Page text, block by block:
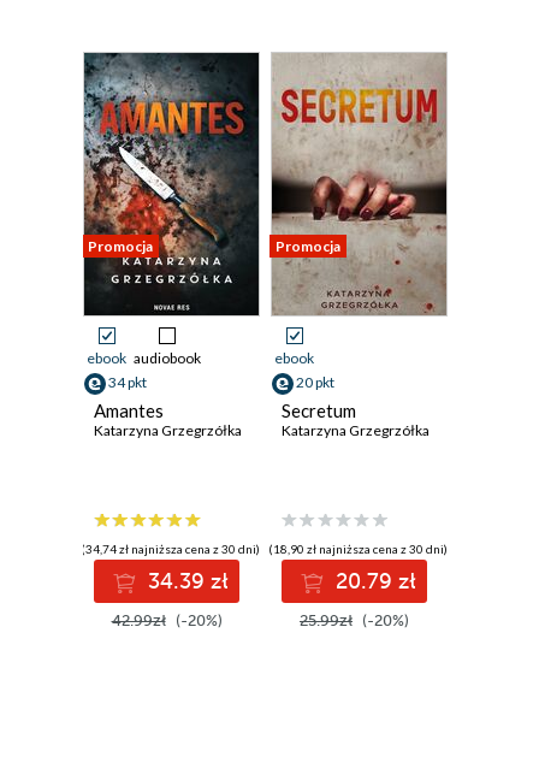
Promocja
ebook audiobook
34 pkt
Amantes
Katarzyna Grzegrzółka
(34,74 zł najniższa cena z 30 dni)
34.39 zł
42.99zł (-20%)
Promocja
ebook
20 pkt
Secretum
Katarzyna Grzegrzółka
(18,90 zł najniższa cena z 30 dni)
20.79 zł
25.99zł (-20%)